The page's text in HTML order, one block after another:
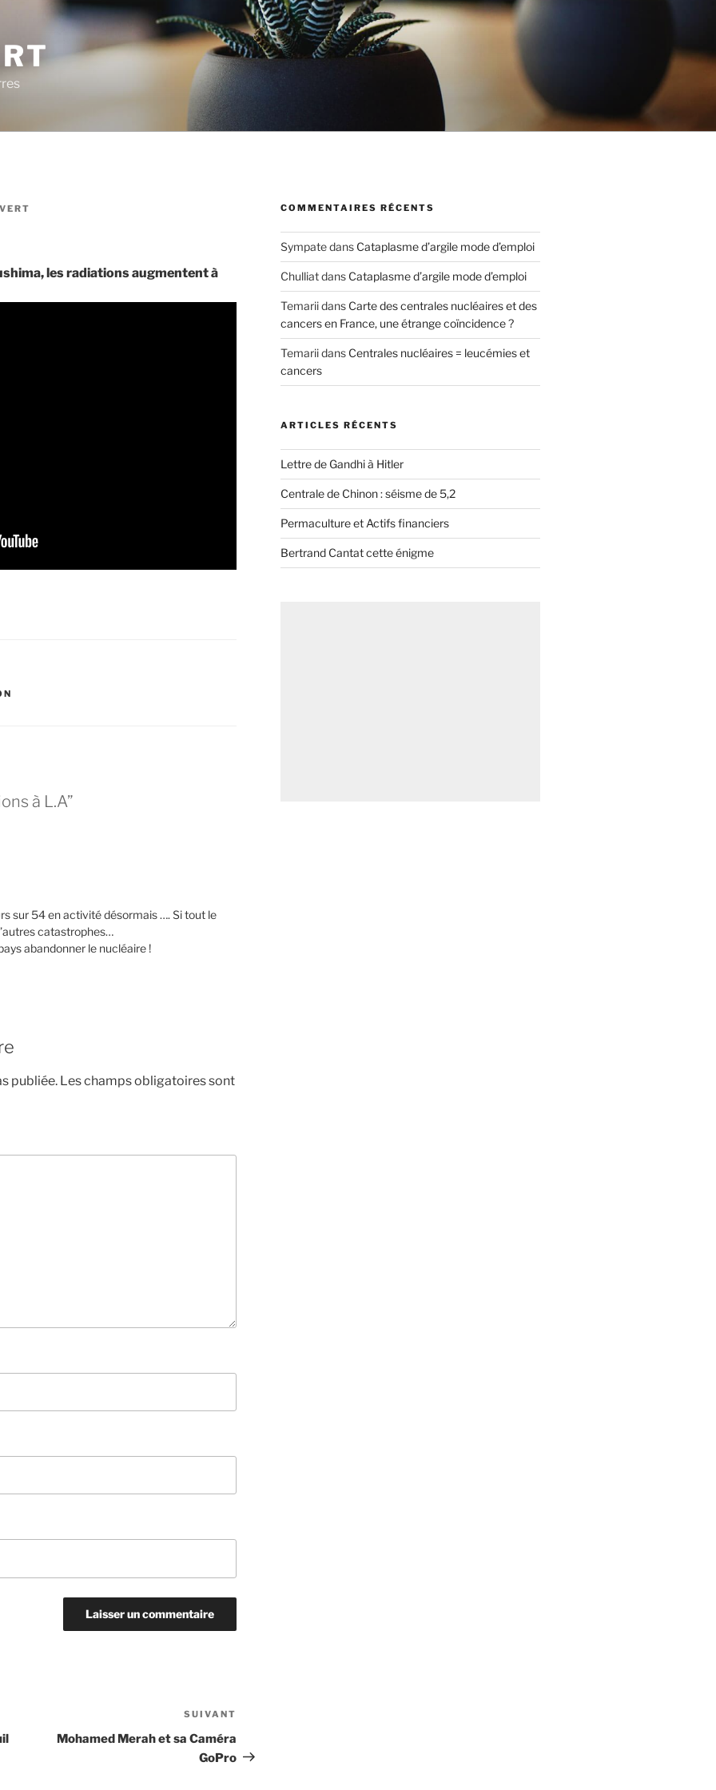
les radiations augmentent à
à L.A”
sur 54 en activité désormais …. Si tout le
catastrophes…
abandonner le nucléaire !
publiée. Les champs obligatoires sont
SUIVANT
Mohamed Merah et sa Caméra
GoPro
COMMENTAIRES RÉCENTS
Sympatedans Cataplasme d’argile mode d’emploi
Chulliatdans Cataplasme d’argile mode d’emploi
Temariidans Carte des centrales nucléaires et des
cancers en France, une étrange coïncidence ?
Temariidans Centrales nucléaires = leucémies et
cancers
ARTICLES RÉCENTS
Lettre de Gandhi à Hitler
Centrale de Chinon : séisme de 5,2
Permaculture et Actifs financiers
Bertrand Cantat cette énigme